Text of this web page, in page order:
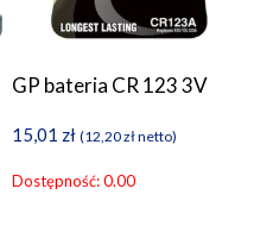
GP bateria CR 123 3V
15,01 zł (12,20złnetto)
Dostępność: 0.00